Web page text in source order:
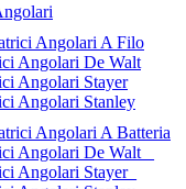
Angolari A Filo
Angolari De Walt
Angolari Stayer
Angolari Stanley
Angolari A Batteria
Angolari De Walt _
Angolari Stayer_